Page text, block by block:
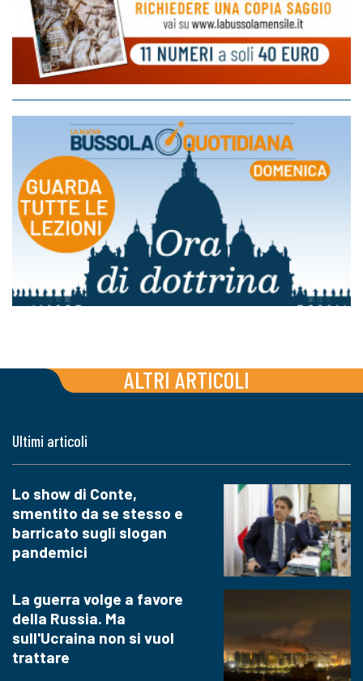
ALTRI ARTICOLI
Ultimi articoli
Lo show di Conte,
smentito da se stesso e
barricato sugli slogan
pandemici
La guerra volge a favore
della Russia. Ma
sull'Ucraina non si vuol
trattare